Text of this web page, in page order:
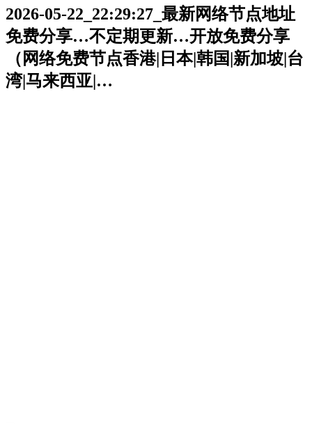
2026-05-22_22:29:27_最新网络节点地址
免费分享…不定期更新…开放免费分享
（网络免费节点香港|日本|韩国|新加坡|台
湾|马来西亚|…